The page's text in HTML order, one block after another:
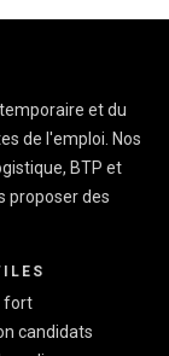
et du
de l'emploi. Nos
BTP et
proposer des
fort
candidats